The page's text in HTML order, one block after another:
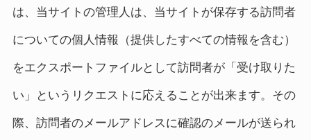
は、当サイトの管理人は、当サイトが保存する訪問者
についての個人情報（提供したすべての情報を含む）
をエクスポートファイルとして訪問者が「受け取りた
い」というリクエストに応えることが出来ます。その
際、訪問者のメールアドレスに確認のメールが送られ